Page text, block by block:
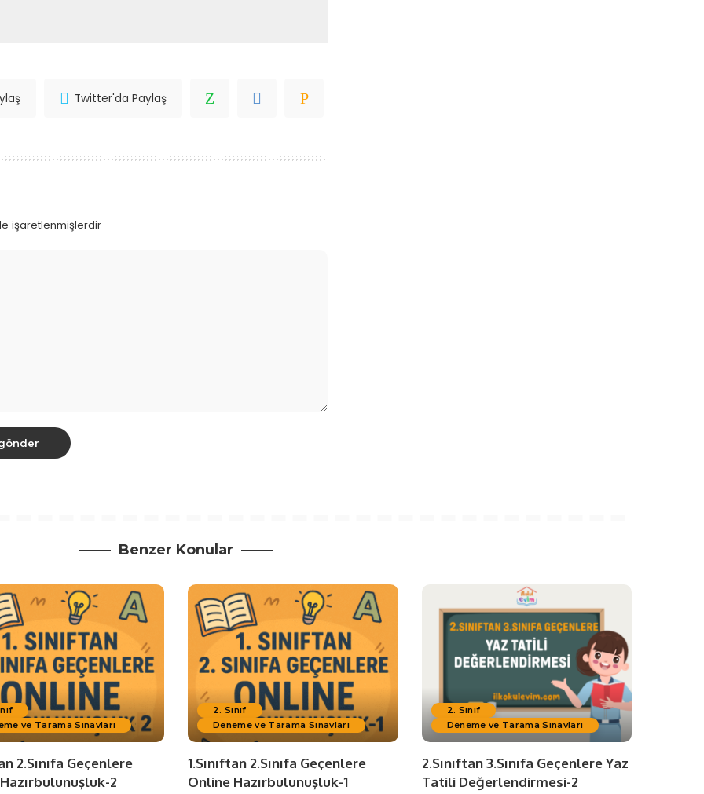
Twitter'da Paylaş
işaretlenmişlerdir
Benzer Konular
ve Tarama Sınavları
2.Sınıfa Geçenlere
2
2. Sınıf
Deneme ve Tarama Sınavları
1.Sınıftan 2.Sınıfa Geçenlere
Online Hazırbulunuşluk-1
2. Sınıf
Deneme ve Tarama Sınavları
2.Sınıftan 3.Sınıfa Geçenlere Yaz
Tatili Değerlendirmesi-2